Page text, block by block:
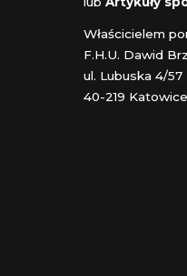
Właścicielem
F.H.U. Dawid
ul. Lubuska 4/57
40-219 Katowice